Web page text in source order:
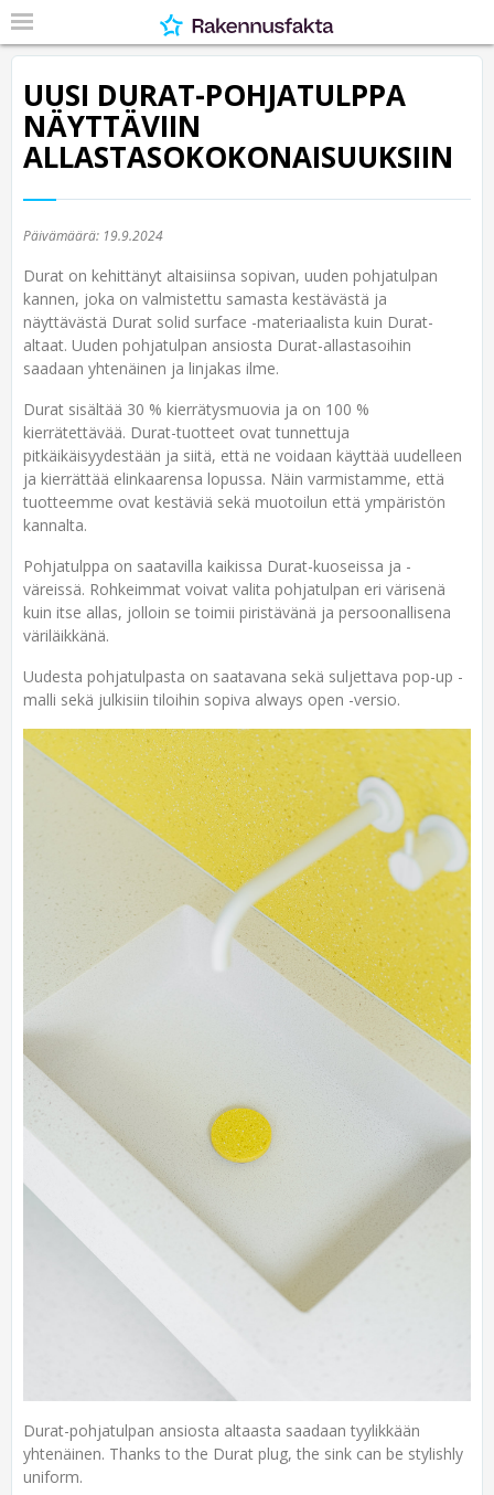
UUSI DURAT-POHJATULPPA
NÄYTTÄVIIN
ALLASTASOKOKONAISUUKSIIN
Päivämäärä: 19.9.2024
Durat on kehittänyt altaisiinsa sopivan, uuden pohjatulpan
kannen, joka on valmistettu samasta kestävästä ja
näyttävästä Durat solid surface -materiaalista kuin Durat-
altaat. Uuden pohjatulpan ansiosta Durat-allastasoihin
saadaan yhtenäinen ja linjakas ilme.
Durat sisältää 30 % kierrätysmuovia ja on 100 %
kierrätettävää. Durat-tuotteet ovat tunnettuja
pitkäikäisyydestään ja siitä, että ne voidaan käyttää uudelleen
ja kierrättää elinkaarensa lopussa. Näin varmistamme, että
tuotteemme ovat kestäviä sekä muotoilun että ympäristön
kannalta.
Pohjatulppa on saatavilla kaikissa Durat-kuoseissa ja -
väreissä. Rohkeimmat voivat valita pohjatulpan eri värisenä
kuin itse allas, jolloin se toimii piristävänä ja persoonallisena
väriläikkänä.
Uudesta pohjatulpasta on saatavana sekä suljettava pop-up -
malli sekä julkisiin tiloihin sopiva always open -versio.
Durat-pohjatulpan ansiosta altaasta saadaan tyylikkään
yhtenäinen. Thanks to the Durat plug, the sink can be stylishly
uniform.